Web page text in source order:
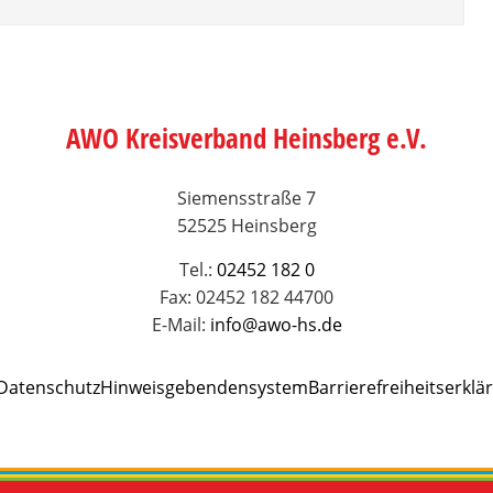
AWO Kreisverband Heinsberg e.V.
Siemensstraße 7
52525 Heinsberg
Tel.: 02452 182 0
Fax: 02452 182 44700
E-Mail: info@awo-hs.de
Hinweisgebendensystem